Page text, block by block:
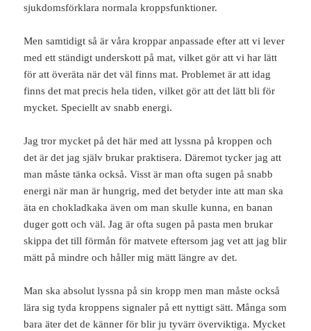
sjukdomsförklara normala kroppsfunktioner.
Men samtidigt så är våra kroppar anpassade efter att vi lever
med ett ständigt underskott på mat, vilket gör att vi har lätt
för att överäta när det väl finns mat. Problemet är att idag
finns det mat precis hela tiden, vilket gör att det lätt bli för
mycket. Speciellt av snabb energi.
Jag tror mycket på det här med att lyssna på kroppen och
det är det jag själv brukar praktisera. Däremot tycker jag att
man måste tänka också. Visst är man ofta sugen på snabb
energi när man är hungrig, med det betyder inte att man ska
äta en chokladkaka även om man skulle kunna, en banan
duger gott och väl. Jag är ofta sugen på pasta men brukar
skippa det till förmån för matvete eftersom jag vet att jag blir
mätt på mindre och håller mig mätt längre av det.
Man ska absolut lyssna på sin kropp men man måste också
lära sig tyda kroppens signaler på ett nyttigt sätt. Många som
bara äter det de känner för blir ju tyvärr överviktiga. Mycket